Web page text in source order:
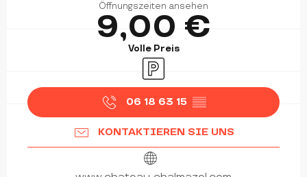
Öffnungszeiten ansehen
9,00 €
Volle Preis
Parkplatz
06 18 63 15 ▒▒
KONTAKTIEREN SIE UNS